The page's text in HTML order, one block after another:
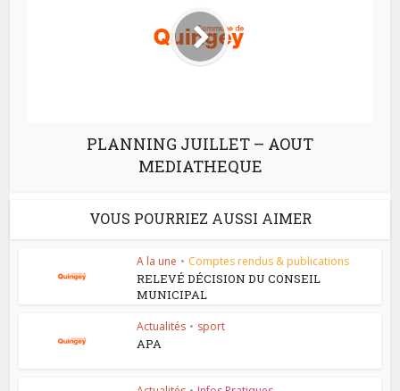
PLANNING JUILLET – AOUT
MEDIATHEQUE
VOUS POURRIEZ AUSSI AIMER
A la une • Comptes rendus & publications
RELEVÉ DÉCISION DU CONSEIL
MUNICIPAL
Actualités • sport
APA